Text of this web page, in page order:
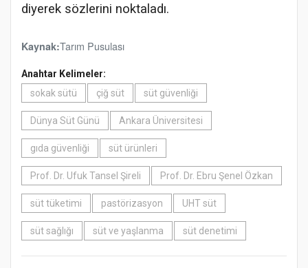
diyerek sözlerini noktaladı.
Kaynak:Tarım Pusulası
Anahtar Kelimeler:
sokak sütü
çiğ süt süt güvenliği
Dünya Süt Günü Ankara Üniversitesi
gıda güvenliği süt ürünleri
Prof. Dr. Ufuk Tansel Şireli Prof. Dr. Ebru Şenel Özkan
süt tüketimi pastörizasyon UHT süt
süt sağlığı süt ve yaşlanma süt denetimi